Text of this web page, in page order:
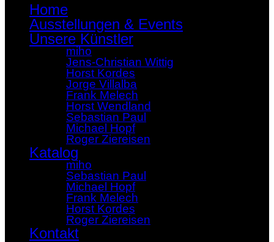
Home
Ausstellungen & Events
Unsere Künstler
miho
Jens-Christian Wittig
Horst Kordes
Jorge Villalba
Frank Melech
Horst Wendland
Sebastian Paul
Michael Hopf
Roger Ziereisen
Katalog
miho
Sebastian Paul
Michael Hopf
Frank Melech
Horst Kordes
Roger Ziereisen
Kontakt